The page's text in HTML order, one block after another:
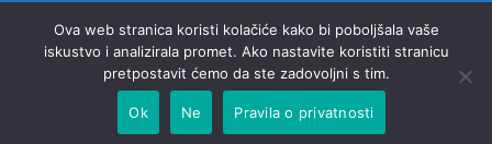
© 2020 Gornjogradska gimnazija Zagreb
Ova web stranica koristi kolačiće kako bi poboljšala vaše
iskustvo i analizirala promet. Ako nastavite koristiti stranicu
pretpostavit ćemo da ste zadovoljni s tim.
Ok Ne Pravila o privatnosti